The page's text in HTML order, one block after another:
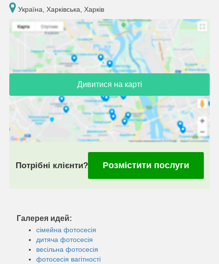
Україна, Харківська, Харків
Дивитися на карті
Потрібні клієнти? Розмістити послуги
Галерея идей:
сімейна фотосесія
дитяча фотосесія
весільна фотосесія
фотосесія вагітності